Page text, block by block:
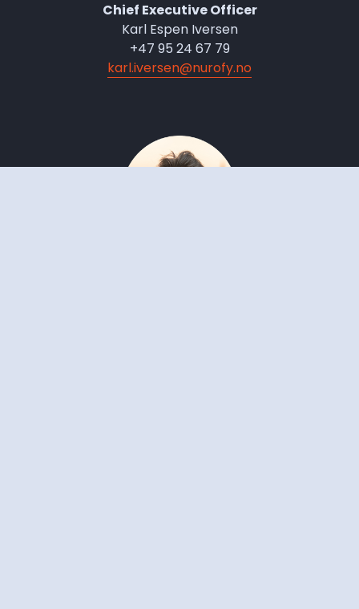
Chief Executive Officer
Karl Espen Iversen
+47 95 24 67 79
karl.iversen@nurofy.no